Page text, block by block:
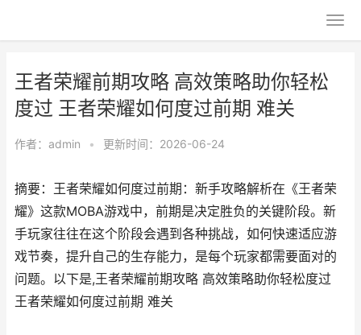
王者荣耀前期攻略 高效策略助你轻松
度过 王者荣耀如何度过前期 难关
作者： admin • 更新时间：2026-06-24
摘要：王者荣耀如何度过前期：新手攻略解析在《王者荣
耀》这款MOBA游戏中，前期是决定胜负的关键阶段。新
手玩家往往在这个阶段会遇到各种挑战，如何快速适应游
戏节奏，提升自己的生存能力，是每个玩家都需要面对的
问题。以下是,王者荣耀前期攻略 高效策略助你轻松度过
王者荣耀如何度过前期 难关